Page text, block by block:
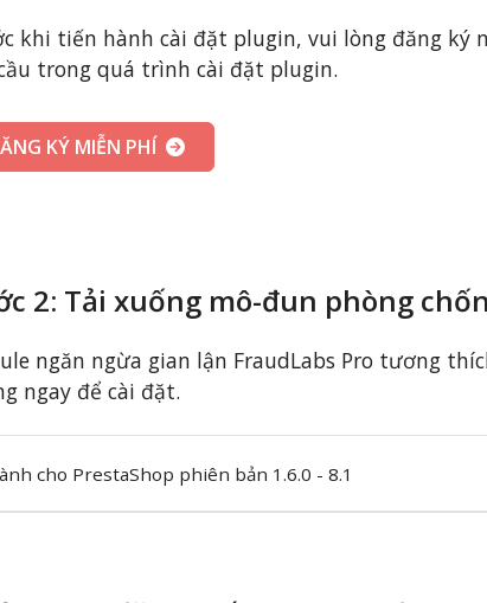
khi tiến hành cài đặt plugin, vui lòng đăng ký
trong quá trình cài đặt plugin.
KÝ MIỄN PHÍ
2: Tải xuống mô-đun phòng
ngăn ngừa gian lận FraudLabs Pro tương
ngay để cài đặt.
cho PrestaShop phiên bản 1.6.0 - 8.1